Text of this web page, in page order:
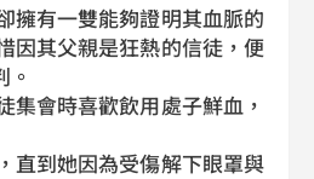
擁有一雙能夠證明其血脈的
因其父親是狂熱的信徒，便
會時喜歡飲用處子鮮血，
直到她因為受傷解下眼罩與